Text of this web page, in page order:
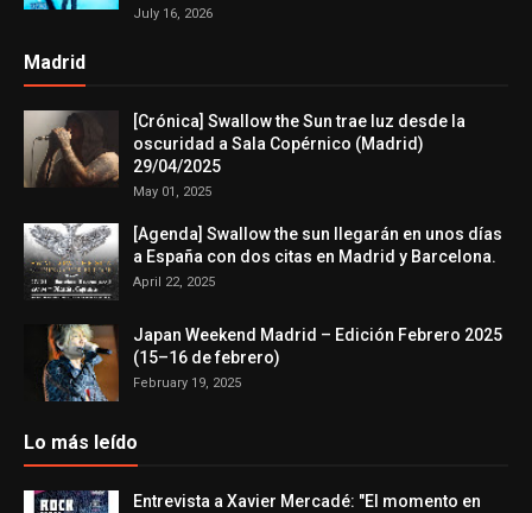
July 16, 2026
Madrid
[Crónica] Swallow the Sun trae luz desde la
oscuridad a Sala Copérnico (Madrid)
29/04/2025
May 01, 2025
[Agenda] Swallow the sun llegarán en unos días
a España con dos citas en Madrid y Barcelona.
April 22, 2025
Japan Weekend Madrid – Edición Febrero 2025
(15–16 de febrero)
February 19, 2025
Lo más leído
Entrevista a Xavier Mercadé: "El momento en